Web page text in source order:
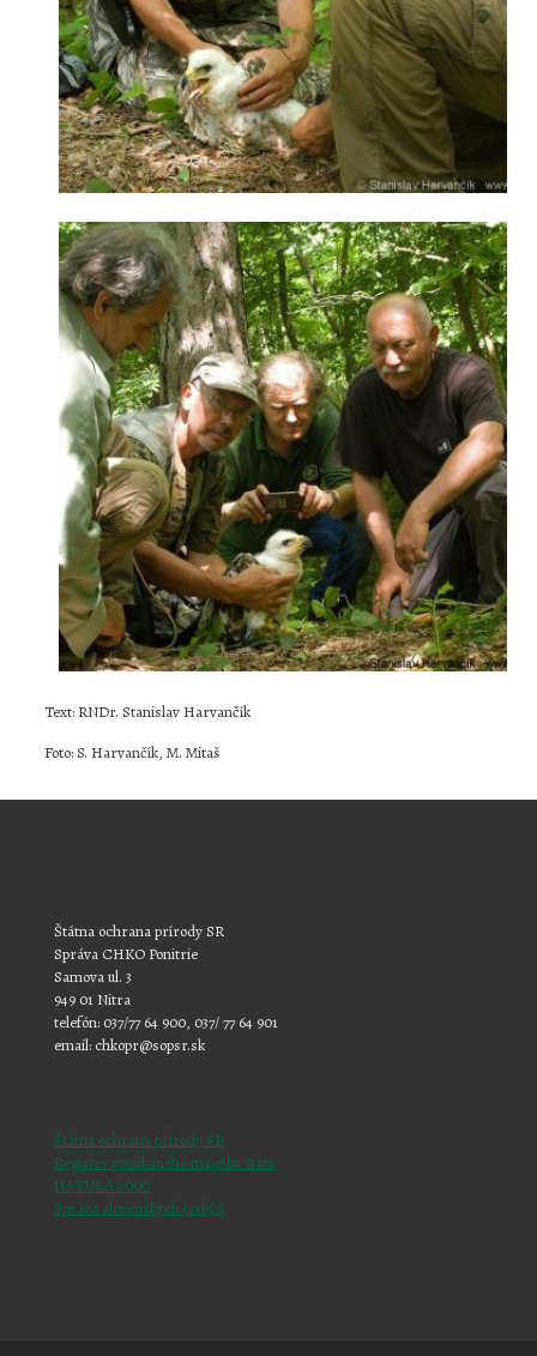
Text: RNDr. Stanislav Harvančík
Foto: S. Harvančík, M. Mitaš
Štátna ochrana prírody SR
Správa CHKO Ponitrie
Samova ul. 3
949 01 Nitra
telefón: 037/77 64 900, 037/ 77 64 901
email: chkopr@sopsr.sk
Štátna ochrana prírody SR
Register ponúkaného majetku štátu
NATURA 2000
Správa slovenských jaskýň